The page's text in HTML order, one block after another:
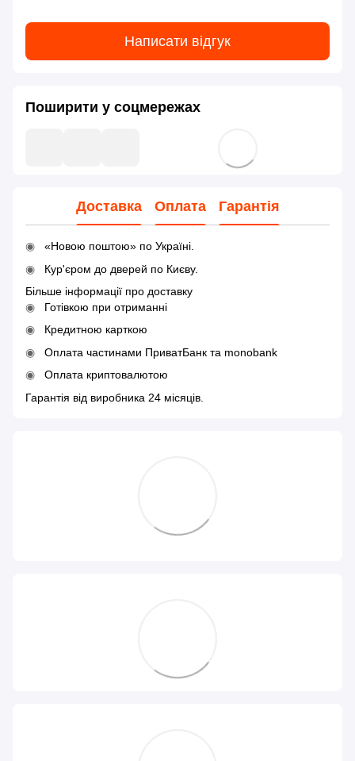
Написати відгук
Поширити у соцмережах
Доставка Оплата Гарантія
«Новою поштою» по Україні.
Кур'єром до дверей по Києву.
Більше інформації про доставку
Готівкою при отриманні
Кредитною карткою
Оплата частинами ПриватБанк та monobank
Оплата криптовалютою
Гарантія від виробника 24 місяців.